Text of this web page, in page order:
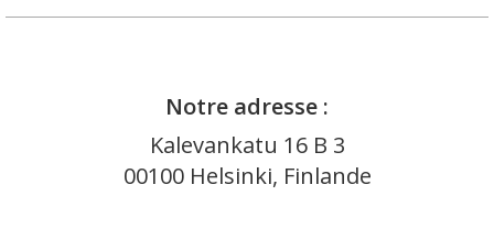
Notre adresse :
Kalevankatu 16 B 3
00100 Helsinki, Finlande